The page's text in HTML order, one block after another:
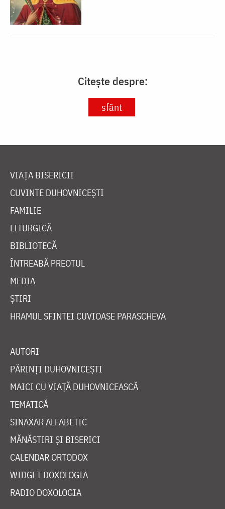
Citește despre:
sfânt
VIAȚA BISERICII
CUVINTE DUHOVNICEȘTI
FAMILIE
LITURGICĂ
BIBLIOTECĂ
ÎNTREABĂ PREOTUL
MEDIA
ȘTIRI
HRAMUL SFINTEI CUVIOASE PARASCHEVA
AUTORI
PĂRINȚI DUHOVNICEȘTI
MAICI CU VIAȚĂ DUHOVNICEASCĂ
TEMATICĂ
SINAXAR ALFABETIC
MĂNĂSTIRI ȘI BISERICI
CALENDAR ORTODOX
WIDGET DOXOLOGIA
RADIO DOXOLOGIA